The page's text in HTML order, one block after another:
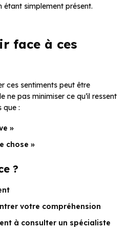
étant simplement présent.
face à ces
ces sentiments peut être
ne pas minimiser ce qu’il ressent
que :
»
chose »
?
votre compréhension
à consulter un spécialiste